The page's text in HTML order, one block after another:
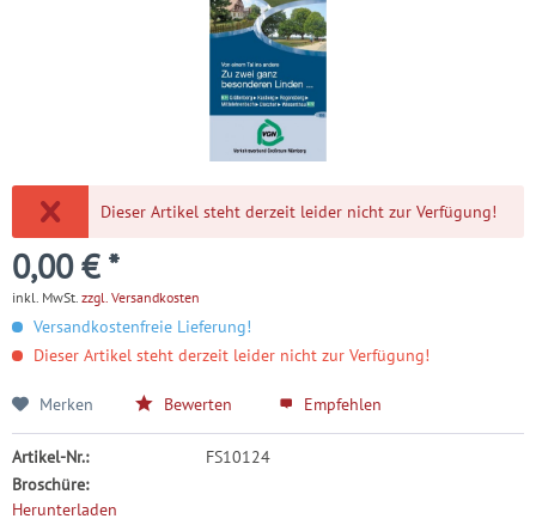
Dieser Artikel steht derzeit leider nicht zur Verfügung!
0,00 € *
inkl. MwSt. zzgl. Versandkosten
Versandkostenfreie Lieferung!
Dieser Artikel steht derzeit leider nicht zur Verfügung!
Merken Bewerten Empfehlen
Artikel-Nr.:
FS10124
Broschüre:
Herunterladen